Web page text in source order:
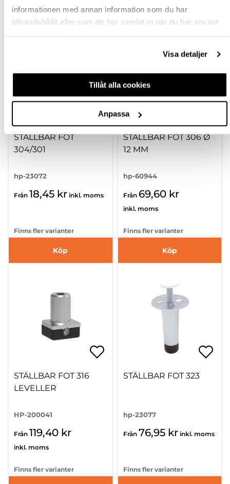
informationen med annan information som du har
tillhandahållit eller som de har samlat in när du har använt
Visa detaljer
Tillåt alla cookies
Anpassa
Köp Köp
STÄLLBAR FOT
304/301
hp-23072
Från 18,45 kr inkl. moms
Finns fler varianter
Köp
STÄLLBAR FOT 306 Ø
12 MM
hp-60944
Från 69,60 kr
inkl. moms
Finns fler varianter
Köp
STÄLLBAR FOT 316
LEVELLER
HP-200041
Från 119,40 kr
inkl. moms
Finns fler varianter
STÄLLBAR FOT 323
hp-23077
Från 76,95 kr inkl. moms
Finns fler varianter